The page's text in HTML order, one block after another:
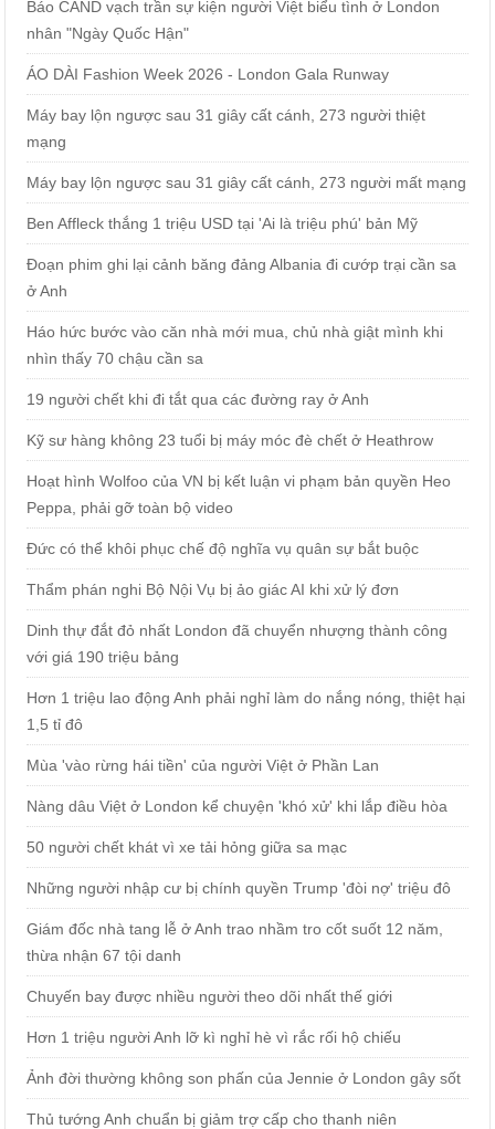
Báo CAND vạch trần sự kiện người Việt biểu tình ở London
nhân "Ngày Quốc Hận"
ÁO DÀI Fashion Week 2026 - London Gala Runway
Máy bay lộn ngược sau 31 giây cất cánh, 273 người thiệt
mạng
Máy bay lộn ngược sau 31 giây cất cánh, 273 người mất mạng
Ben Affleck thắng 1 triệu USD tại 'Ai là triệu phú' bản Mỹ
Đoạn phim ghi lại cảnh băng đảng Albania đi cướp trại cần sa
ở Anh
Háo hức bước vào căn nhà mới mua, chủ nhà giật mình khi
nhìn thấy 70 chậu cần sa
19 người chết khi đi tắt qua các đường ray ở Anh
Kỹ sư hàng không 23 tuổi bị máy móc đè chết ở Heathrow
Hoạt hình Wolfoo của VN bị kết luận vi phạm bản quyền Heo
Peppa, phải gỡ toàn bộ video
Đức có thể khôi phục chế độ nghĩa vụ quân sự bắt buộc
Thẩm phán nghi Bộ Nội Vụ bị ảo giác AI khi xử lý đơn
Dinh thự đắt đỏ nhất London đã chuyển nhượng thành công
với giá 190 triệu bảng
Hơn 1 triệu lao động Anh phải nghỉ làm do nắng nóng, thiệt hại
1,5 tỉ đô
Mùa 'vào rừng hái tiền' của người Việt ở Phần Lan
Nàng dâu Việt ở London kể chuyện 'khó xử' khi lắp điều hòa
50 người chết khát vì xe tải hỏng giữa sa mạc
Những người nhập cư bị chính quyền Trump 'đòi nợ' triệu đô
Giám đốc nhà tang lễ ở Anh trao nhầm tro cốt suốt 12 năm,
thừa nhận 67 tội danh
Chuyến bay được nhiều người theo dõi nhất thế giới
Hơn 1 triệu người Anh lỡ kì nghỉ hè vì rắc rối hộ chiếu
Ảnh đời thường không son phấn của Jennie ở London gây sốt
Thủ tướng Anh chuẩn bị giảm trợ cấp cho thanh niên